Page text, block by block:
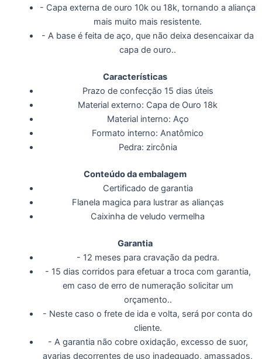
- Capa externa de ouro 10k ou 18k, tornando a aliança
mais muito mais resistente.
- A base é feita de aço, que não deixa desencaixar da
capa de ouro..
Características
Prazo de confecção 15 dias úteis
Material externo: Capa de Ouro 18k
Material interno: Aço
Formato interno: Anatômico
Pedra: zircônia
Conteúdo da embalagem
Certificado de garantia
Flanela magica para lustrar as alianças
Caixinha de veludo vermelha
Garantia
- 12 meses para cravação da pedra.
- 15 dias corridos para efetuar a troca com garantia,
em caso de erro de numeração solicitar um
orçamento..
- Neste caso o frete de ida e volta, será por conta do
cliente.
- A garantia não cobre oxidação, excesso de suor,
avarias decorrentes de uso inadequado, amassados,